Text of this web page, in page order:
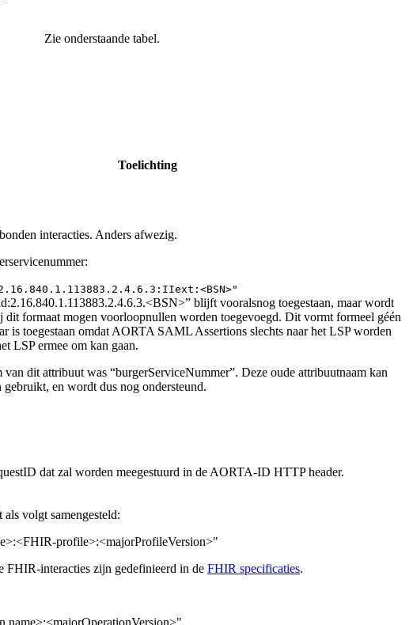
Zie onderstaande tabel.
Toelichting
interacties. Anders afwezig.
blijft vooralsnog toegestaan, maar wordt
dit formaat mogen voorloopnullen worden toegevoegd. Dit vormt formeel géén
is toegestaan omdat AORTA SAML Assertions slechts naar het LSP worden
LSP ermee om kan gaan.
dit attribuut was “burgerServiceNummer”. Deze oude attribuutnaam kan
en wordt dus nog ondersteund.
dat zal worden meegestuurd in de AORTA-ID HTTP header.
volgt samengesteld:
profile>:<majorProfileVersion>"
FHIR-interacties zijn gedefinieerd in de FHIR specificaties.
name>:<majorOperationVersion>"